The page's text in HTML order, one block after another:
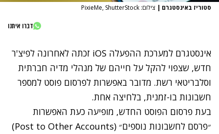
סטוריז באינסטגרם | צילום: PixieMe, ShutterStock
דברו איתנו
אינסטגרם למערכת ההפעלה iOS זכתה לאחרונה לפיצ'ר
חדש, שצפוי להקל על חייהם של מנהלי מדיה חברתית
וסלבריטאי רשת. מדובר באפשרות לפרסום פוסט למספר
חשבונות בו-זמנית, בלחיצה אחת.
בעת פרסום הפוסט החדש, מופיעה כעת האפשרות
״פרסם לחשבונות נוספים״ (Post to Other Accounts)